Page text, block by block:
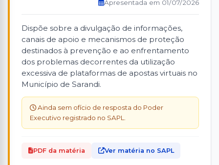
Apresentada em 01/07/2026
Dispõe sobre a divulgação de informações,
canais de apoio e mecanismos de proteção
destinados à prevenção e ao enfrentamento
dos problemas decorrentes da utilização
excessiva de plataformas de apostas virtuais no
Município de Sarandi.
Ainda sem ofício de resposta do Poder
Executivo registrado no SAPL.
PDF da matéria Ver matéria no SAPL